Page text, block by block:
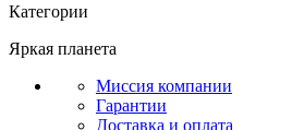
Категории
Яркая планета
Миссия компании
Гарантии
Доставка и оплата